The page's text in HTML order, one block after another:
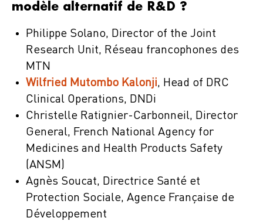
modèle alternatif de R&D ?
Philippe Solano, Director of the Joint
Research Unit, Réseau francophones des
MTN
Wilfried Mutombo Kalonji, Head of DRC
Clinical Operations, DNDi
Christelle Ratignier-Carbonneil, Director
General, French National Agency for
Medicines and Health Products Safety
(ANSM)
Agnès Soucat, Directrice Santé et
Protection Sociale, Agence Française de
Développement